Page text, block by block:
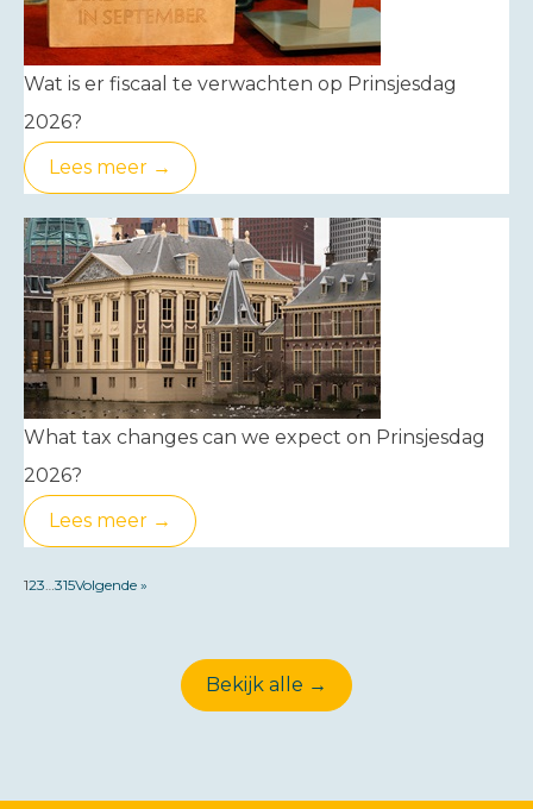
Wat is er fiscaal te verwachten op Prinsjesdag
2026?
Lees meer →
What tax changes can we expect on Prinsjesdag
2026?
Lees meer →
123 315Volgende »
Bekijk alle →